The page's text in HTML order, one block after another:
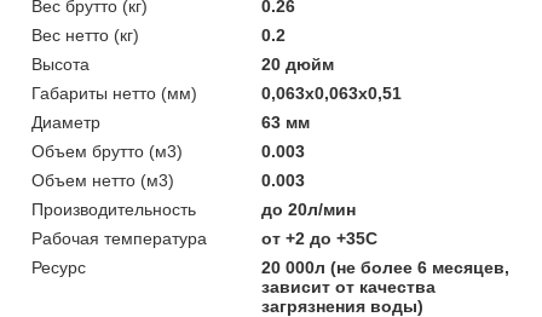
Вес брутто (кг)
0.26
Вес нетто (кг)
0.2
Высота
20 дюйм
Габариты нетто (мм)
0,063x0,063x0,51
Диаметр
63 мм
Объем брутто (м3)
0.003
Объем нетто (м3)
0.003
Производительность
до 20л/мин
Рабочая температура
от +2 до +35С
Ресурс
20 000л (не более 6 месяцев,
зависит от качества
загрязнения воды)